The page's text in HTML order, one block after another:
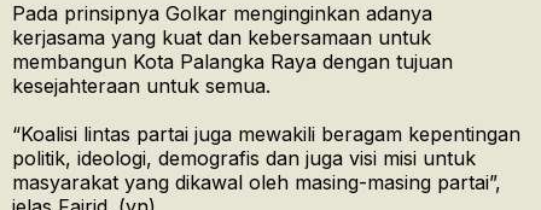
Pada prinsipnya Golkar menginginkan adanya
kerjasama yang kuat dan kebersamaan untuk
membangun Kota Palangka Raya dengan tujuan
kesejahteraan untuk semua.
“Koalisi lintas partai juga mewakili beragam kepentingan
politik, ideologi, demografis dan juga visi misi untuk
masyarakat yang dikawal oleh masing-masing partai”,